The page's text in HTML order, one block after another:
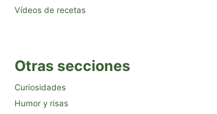
Vídeos de recetas
Otras secciones
Curiosidades
Humor y risas